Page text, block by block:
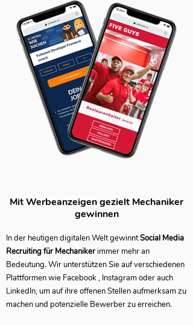
Mit Werbeanzeigen gezielt Mechaniker
gewinnen
In der heutigen digitalen Welt gewinntSocial Media
Recruiting für Mechaniker immer mehr an
Bedeutung. Wir unterstützen Sie auf verschiedenen
Plattformen wie Facebook , Instagram oder auch
LinkedIn, um auf ihre offenen Stellen aufmerksam zu
machen und potenzielle Bewerber zu erreichen.